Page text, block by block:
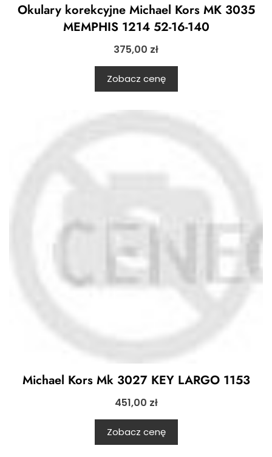
Okulary korekcyjne Michael Kors MK 3035
MEMPHIS 1214 52-16-140
375,00 zł
Zobacz cenę
Michael Kors Mk 3027 KEY LARGO 1153
451,00 zł
Zobacz cenę